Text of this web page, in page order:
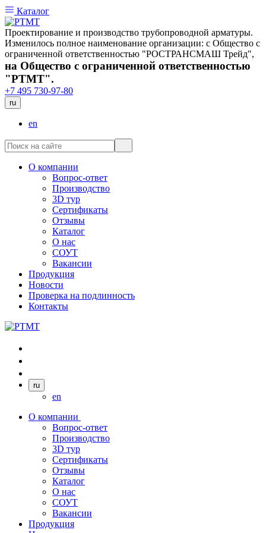
Каталог
Проектирование и производство трубопроводной арматуры.
Изменилось полное наименование организации: с Общество с
ограниченной ответственностью "РОСТРАНСМАШ Трейд",
на Общество с ограниченной ответственностью
"РТМТ".
+7 495 730-97-80
ru
en
О компании
Вопрос-ответ
Производство
3D тур
Сертификаты
Отзывы
Каталог
О нас
СОУТ
Вакансии
Продукция
Новости
Проверка на подлинность
Контакты
ru
en
О компании
Вопрос-ответ
Производство
3D тур
Сертификаты
Отзывы
Каталог
О нас
СОУТ
Вакансии
Продукция